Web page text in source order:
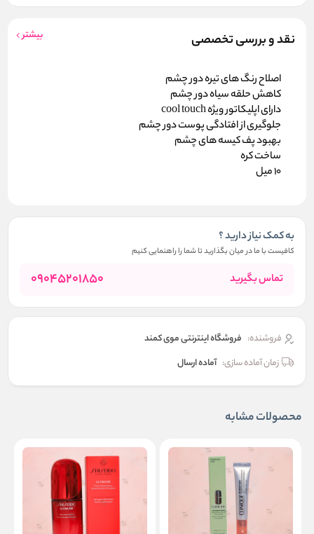
نقد و بررسی تخصصی بیشتر
اصلاح رنگ های تیره دور چشم
کاهش حلقه سیاه دور چشم
دارای اپلیکاتور ویژه cool touch
جلوگیری از افتادگی پوست دور چشم
بهبود پف کیسه های چشم
ساخت کره
10 میل
به کمک نیاز دارید ؟
کافیست با ما در میان بگذارید تا شما را راهنمایی کنیم
تماس بگیرید 09045201850
فروشنده: فروشگاه اینترنتی موی کمند
زمان آماده سازی: آماده ارسال
محصولات مشابه